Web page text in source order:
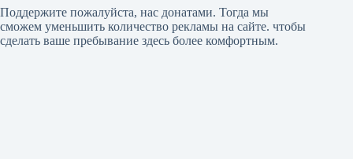
Поддержите пожалуйста, нас донатами. Тогда мы
сможем уменьшить количество рекламы на сайте. чтобы
сделать ваше пребывание здесь более комфортным.